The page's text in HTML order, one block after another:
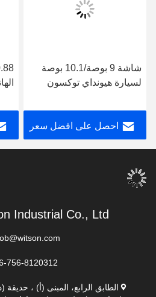
شاشة 9 بوصة/10.1 بوصة
لسيارة هيونداي توكسون
متعدد الوسائط للسيارة
احصل على افضل سعر
Industrial Co., Ltd
756-8120312
الطابق الرابع، المبنى (أ) ،